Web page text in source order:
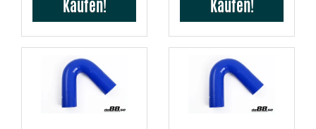
Kaufen! Kaufen!